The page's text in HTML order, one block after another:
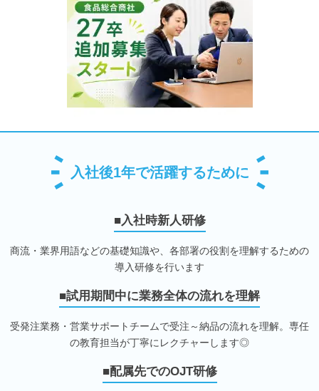
入社後1年で活躍するために
■入社時新人研修
商流・業界用語などの基礎知識や、各部署の役割を理解するための
導入研修を行います
■試用期間中に業務全体の流れを理解
受発注業務・営業サポートチームで受注～納品の流れを理解。専任
の教育担当が丁寧にレクチャーします◎
■配属先でのOJT研修